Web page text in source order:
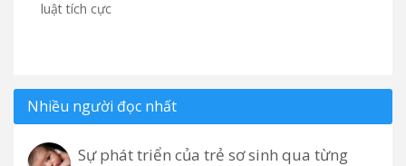
luật tích cực
Nhiều người đọc nhất
Sự phát triển của trẻ sơ sinh qua từng